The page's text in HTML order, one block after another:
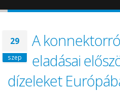
29
szep
A
eladásai
dízeleket